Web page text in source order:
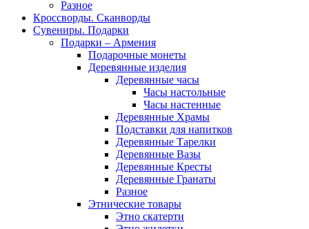
Разное
Кроссворды. Сканворды
Сувениры. Подарки
Подарки – Армения
Подарочные монеты
Деревянные изделия
Деревянные часы
Часы настольные
Часы настенные
Деревянные Храмы
Подставки для напитков
Деревянные Тарелки
Деревянные Вазы
Деревянные Кресты
Деревянные Гранаты
Разное
Этнические товары
Этно скатерти